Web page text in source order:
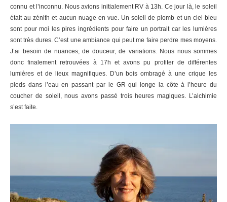
connu et l’inconnu. Nous avions initialement RV à 13h. Ce jour là, le soleil
était au zénith et aucun nuage en vue. Un soleil de plomb et un ciel bleu
sont pour moi les pires ingrédients pour faire un portrait car les lumières
sont très dures. C’est une ambiance qui peut me faire perdre mes moyens.
J’ai besoin de nuances, de douceur, de variations. Nous nous sommes
donc finalement retrouvées à 17h et avons pu profiter de différentes
lumières et de lieux magnifiques. D’un bois ombragé à une crique les
pieds dans l’eau en passant par le GR qui longe la côte à l’heure du
coucher de soleil, nous avons passé trois heures magiques. L’alchimie
s’est faite.